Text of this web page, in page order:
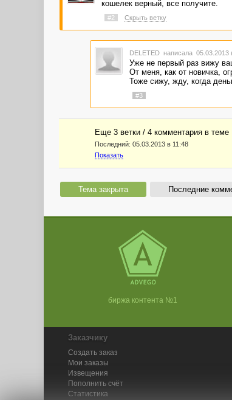
кошелек верный, все получите.
#2 Скрыть ветку
DELETED написала 05.03.2013
Уже не первый раз вижу
От меня, как от новичка,
Тоже сижу, жду, когда
#3
Еще 3 ветки / 4 комментария в темe
Последний: 05.03.2013 в 11:48
Показать
Тема закрыта Последние
биржа контента №1
Заказчику
Создать заказ
Мои заказы
Извещения
Пополнить счёт
Статистика